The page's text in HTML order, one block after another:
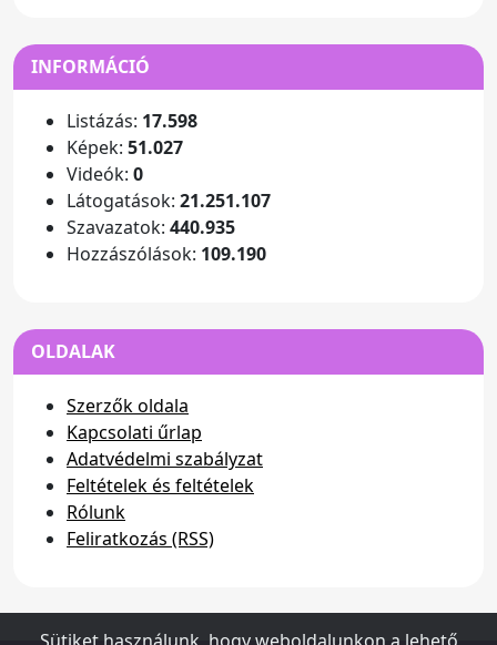
INFORMÁCIÓ
Listázás: 17.598
Képek: 51.027
Videók: 0
Látogatások: 21.251.107
Szavazatok: 440.935
Hozzászólások: 109.190
OLDALAK
Szerzők oldala
Kapcsolati űrlap
Adatvédelmi szabályzat
Feltételek és feltételek
Rólunk
Feliratkozás (RSS)